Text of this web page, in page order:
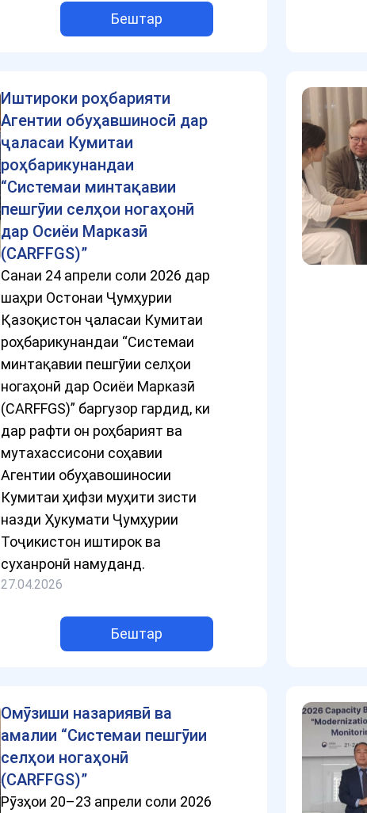
Бештар
Иштироки роҳбарияти
Агентии обуҳавшиносӣ дар
ҷаласаи Кумитаи
роҳбарикунандаи
“Системаи минтақавии
пешгӯии селҳои ногаҳонӣ
дар Осиёи Марказӣ
(CARFFGS)”
Санаи 24 апрели соли 2026 дар
шаҳри Остонаи Ҷумҳурии
Қазоқистон ҷаласаи Кумитаи
роҳбарикунандаи “Системаи
минтақавии пешгӯии селҳои
ногаҳонӣ дар Осиёи Марказӣ
(CARFFGS)” баргузор гардид, ки
дар рафти он роҳбарият ва
мутахассисони соҳавии
Агентии обуҳавошиносии
Кумитаи ҳифзи муҳити зисти
назди Ҳукумати Ҷумҳурии
Тоҷикистон иштирок ва
суханронӣ намуданд.
27.04.2026
Бештар
Омӯзиши назариявӣ ва
амалии “Системаи пешгӯии
селҳои ногаҳонӣ
(CARFFGS)”
Рӯзҳои 20–23 апрели соли 2026